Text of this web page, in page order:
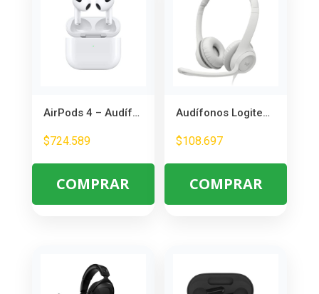
AirPods 4 – Audífonos Inalámbricos Apple con Sonido Espacial y Cancelación Activa de Ruido
$724.589
COMPRAR
Audífonos Logitech H390 USB con Micrófono – Ideal para llamadas y oficina
$108.697
COMPRAR